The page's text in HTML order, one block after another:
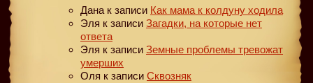
Дана к записи Как мама к колдуну ходила
Эля к записи Загадки, на которые нет
ответа
Эля к записи Земные проблемы тревожат
умерших
Оля к записи Сквозняк